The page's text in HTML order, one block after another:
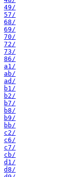
49/
57/
68/
69/
70/
72/
73/
86/
a1/
ab/
ad/
b1/
b2/
b7/
b8/
b9/
bb/
c2/
c6/
c7/
cb/
d1/
d8/